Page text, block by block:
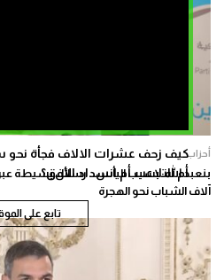
كيف زحف عشرات الالاف فجأة نحو
أم التلاعب أم انسداد الأفق؟
تابع على
أحزاب
بنعبد الله: بسبب اليأس.. رسائل بسيطة
آلاف الشباب نحو الهجرة